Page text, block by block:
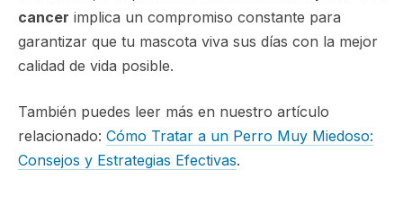
cancer implica un compromiso constante para
garantizar que tu mascota viva sus días con la mejor
calidad de vida posible.
También puedes leer más en nuestro artículo
relacionado: Cómo Tratar a un Perro Muy Miedoso:
Consejos y Estrategias Efectivas.